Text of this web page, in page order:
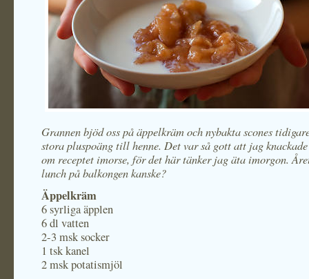
Grannen bjöd oss på äppelkräm och nybakta scones
stora pluspoäng till henne. Det var så gott att jag
om receptet imorse, för det här tänker jag äta imorgon.
lunch på balkongen kanske?
Äppelkräm
6 syrliga äpplen
6 dl vatten
2-3 msk socker
1 tsk kanel
2 msk potatismjöl